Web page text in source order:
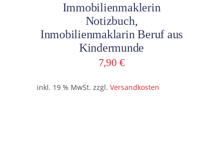
Immobilienmaklerin
Notizbuch,
Inmobilienmaklarin Beruf aus
Kindermunde
7,90 €
inkl. 19 % MwSt. zzgl. Versandkosten